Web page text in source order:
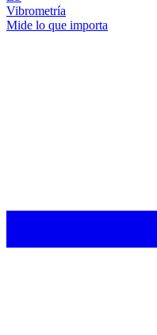
Vibrometría
Mide lo que importa